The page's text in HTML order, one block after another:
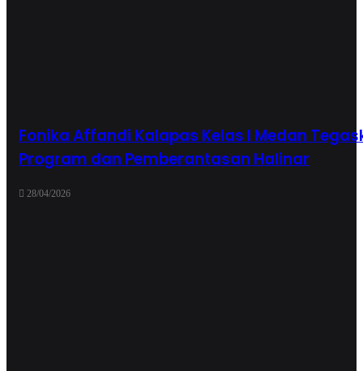
Fonika Affandi Kalapas Kelas I Medan
Program dan Pemberantasan Halinar
28/04/2026